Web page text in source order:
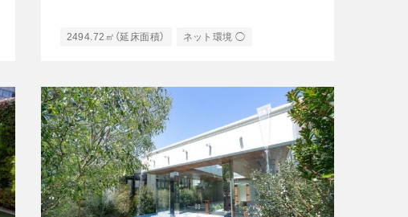
2494.72㎡（延床面積） ネット環境 ◯